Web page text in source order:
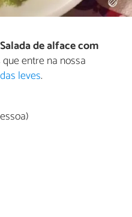
Salada de alface com
entre na nossa
leves.